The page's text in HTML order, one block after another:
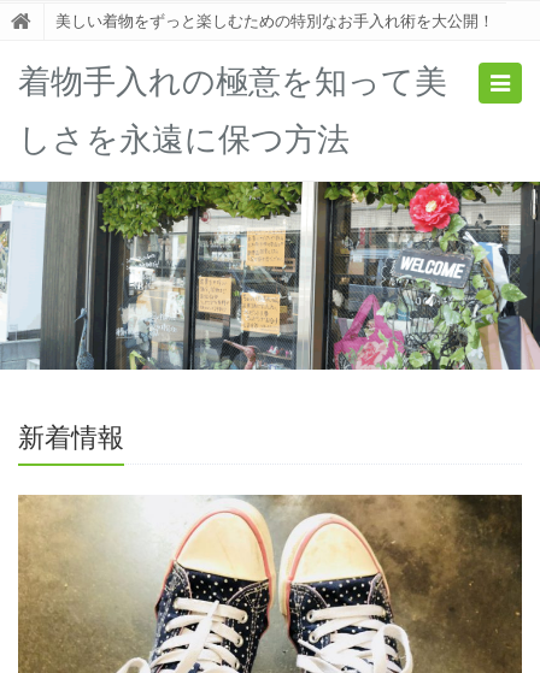
美しい着物をずっと楽しむための特別なお手入れ術を大公開！
着物手入れの極意を知って美
しさを永遠に保つ方法
新着情報